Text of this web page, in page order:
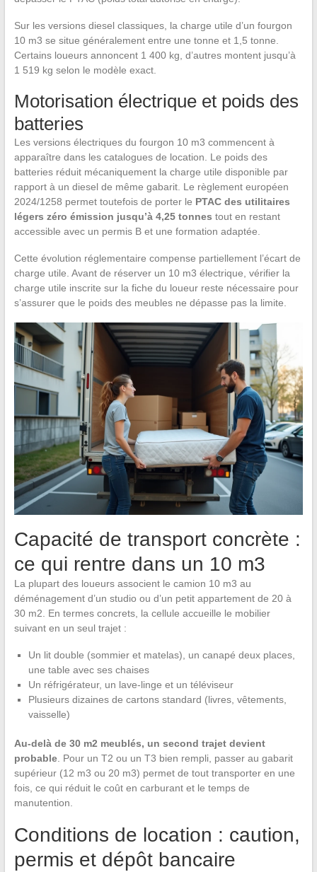
Sur les versions diesel classiques, la charge utile d’un fourgon
10 m3 se situe généralement entre une tonne et 1,5 tonne.
Certains loueurs annoncent 1 400 kg, d’autres montent jusqu’à
1 519 kg selon le modèle exact.
Motorisation électrique et poids des
batteries
Les versions électriques du fourgon 10 m3 commencent à
apparaître dans les catalogues de location. Le poids des
batteries réduit mécaniquement la charge utile disponible par
rapport à un diesel de même gabarit. Le règlement européen
2024/1258 permet toutefois de porter le PTAC des utilitaires
légers zéro émission jusqu’à 4,25 tonnes tout en restant
accessible avec un permis B et une formation adaptée.
Cette évolution réglementaire compense partiellement l’écart de
charge utile. Avant de réserver un 10 m3 électrique, vérifier la
charge utile inscrite sur la fiche du loueur reste nécessaire pour
s’assurer que le poids des meubles ne dépasse pas la limite.
Capacité de transport concrète :
ce qui rentre dans un 10 m3
La plupart des loueurs associent le camion 10 m3 au
déménagement d’un studio ou d’un petit appartement de 20 à
30 m2. En termes concrets, la cellule accueille le mobilier
suivant en un seul trajet :
Un lit double (sommier et matelas), un canapé deux places,
une table avec ses chaises
Un réfrigérateur, un lave-linge et un téléviseur
Plusieurs dizaines de cartons standard (livres, vêtements,
vaisselle)
Au-delà de 30 m2 meublés, un second trajet devient
probable. Pour un T2 ou un T3 bien rempli, passer au gabarit
supérieur (12 m3 ou 20 m3) permet de tout transporter en une
fois, ce qui réduit le coût en carburant et le temps de
manutention.
Conditions de location : caution,
permis et dépôt bancaire